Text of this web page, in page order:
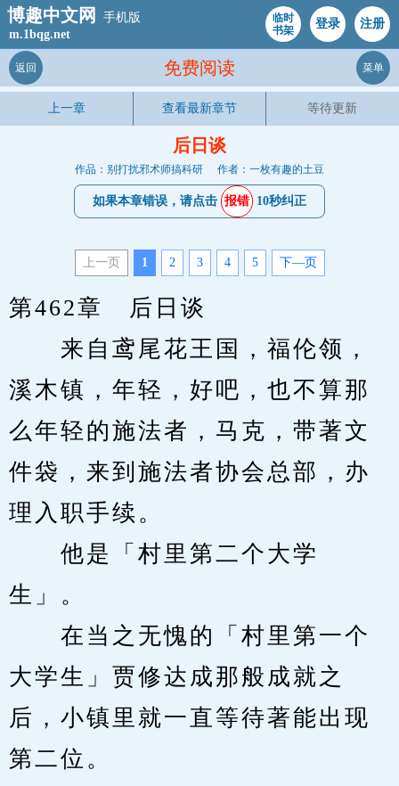
博趣中文网
手机版
m.1bqg.net
临时
书架
登录 注册
免费阅读
返回 菜单
上一章 查看最新章节 等待更新
后日谈
作品：别打扰邪术师搞科研 作者：一枚有趣的土豆
如果本章错误，请点击 报错 10秒纠正
上一页 1 2 3 4 5 下—页
第462章　后日谈
来自鸢尾花王国，福伦领，
溪木镇，年轻，好吧，也不算那
么年轻的施法者，马克，带著文
件袋，来到施法者协会总部，办
理入职手续。
他是「村里第二个大学
生」。
在当之无愧的「村里第一个
大学生」贾修达成那般成就之
后，小镇里就一直等待著能出现
第二位。